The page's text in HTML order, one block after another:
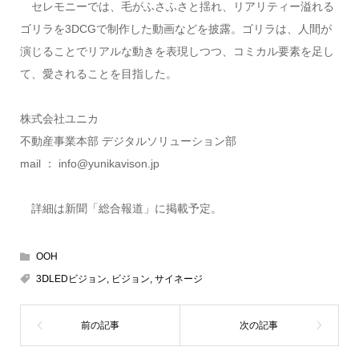
セレモニーでは、毛がふさふさと揺れ、リアリティー溢れる
ゴリラを3DCGで制作した動画などを披露。ゴリラは、人間が
演じることでリアルな動きを表現しつつ、コミカル要素を足し
て、愛されることを目指した。
株式会社ユニカ
不動産事業本部 デジタルソリューション部
mail ： info@yunikavison.jp
詳細は新聞「総合報道」に掲載予定。
OOH
3ⅮLEDビジョン, ビジョン, サイネージ